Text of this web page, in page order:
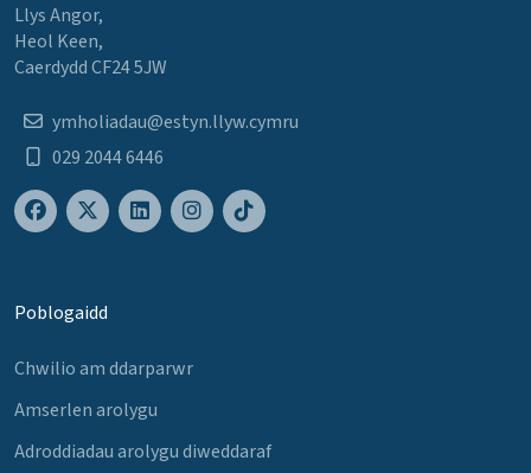
Llys Angor,
Heol Keen,
Caerdydd CF24 5JW
ymholiadau@estyn.llyw.cymru
029 2044 6446
Poblogaidd
Chwilio am ddarparwr
Amserlen arolygu
Adroddiadau arolygu diweddaraf